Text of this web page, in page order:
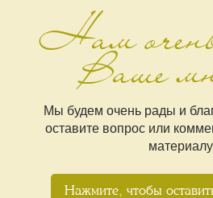
Нам
Ваше
Мы будем очень рады и
оставите вопрос или
материалу
Нажмите, чтобы